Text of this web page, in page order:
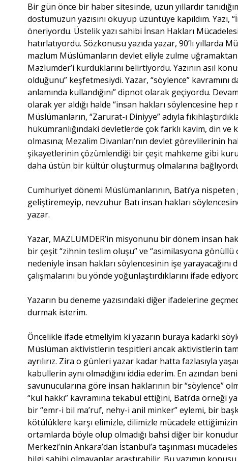
Bir gün önce bir haber sitesinde, uzun yıllardır
dostumuzun yazısını okuyup üzüntüye kapıldım.
öneriyordu. Üstelik yazı sahibi İnsan Hakları
hatırlatıyordu. Sözkonusu yazıda yazar, 90’lı yıllarda
mazlum Müslümanların devlet eliyle zulme
Mazlumder’i kurduklarını belirtiyordu. Yazının asıl
olduğunu” keşfetmesiydi. Yazar, “söylence”
anlamında kullandığını” dipnot olarak geçiyordu.
olarak yer aldığı halde “insan hakları söylencesine
Müslümanların, “Zarurat-ı Diniyye” adıyla
hükümranlığındaki devletlerde çok farklı kavim, din ve
olmasına; Mezalim Divanları’nın devlet görevlilerinin
şikayetlerinin çözümlendiği bir çeşit mahkeme gibi
daha üstün bir kültür oluşturmuş olmalarına
Cumhuriyet dönemi Müslümanlarının, Batı’ya nispeten
geliştiremeyip, nevzuhur Batı insan hakları
yazar.
Yazar, MAZLUMDER’in misyonunu bir dönem insan
bir çeşit “zihnin teslim oluşu” ve “asimilasyona
nedeniyle insan hakları söylencesinin işe
çalışmalarını bu yönde yoğunlaştırdıklarını ifade
Yazarın bu deneme yazısındaki diğer ifadelerine
durmak isterim.
Öncelikle ifade etmeliyim ki yazarın buraya kadarki
Müslüman aktivistlerin tespitleri ancak aktivistlerin
ayrılırız. Zira o günleri yazar kadar hatta fazlasıyla
kabullerin aynı olmadığını iddia ederim. En azından
savunucularına göre insan haklarının bir “söylence”
“kul hakkı” kavramına tekabül ettiğini, Batı’da örneği
bir “emr-i bil ma’ruf, nehy-i anil minker” eylemi, bir
kötülüklere karşı elimizle, dilimizle mücadele
ortamlarda böyle olup olmadığı bahsi diğer bir
Merkezi’nin Ankara’dan İstanbul’a taşınması